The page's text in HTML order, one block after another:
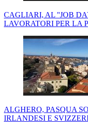
CAGLIARI, AL ''JOB
LAVORATORI PER LA
ALGHERO, PASQUA
IRLANDESI E